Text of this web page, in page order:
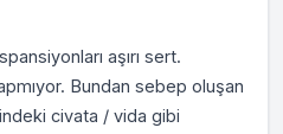
aşırı sert.
Bundan sebep oluşan
civata / vida gibi